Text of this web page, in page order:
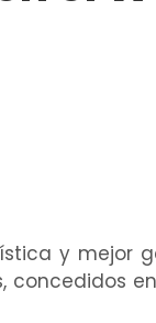
y mejor
concedidos